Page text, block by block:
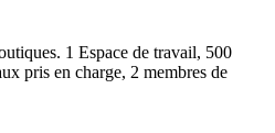
1 Espace de travail, 500
pris en charge, 2 membres de